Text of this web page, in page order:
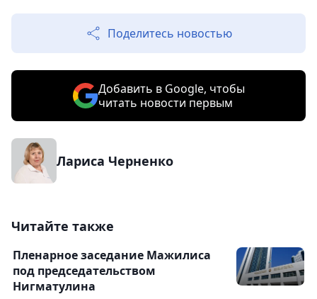
Поделитесь новостью
Добавить в Google, чтобы
читать новости первым
Лариса Черненко
Читайте также
Пленарное заседание Мажилиса
под председательством
Нигматулина